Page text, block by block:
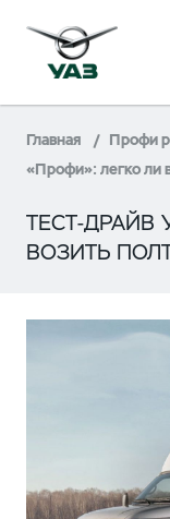
Главная Профи
«Профи»: легко ли
ТЕСТ-ДРАЙВ
ВОЗИТЬ